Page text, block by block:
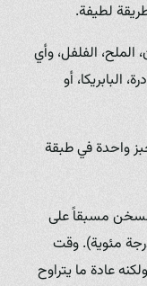
لطيفة.
الفلفل، وأي
البابريكا، أو
واحدة في طبقة
مسبقاً على
عالية (حوالي 200-220 درجة مئوية). وقت
عادة ما يتراوح